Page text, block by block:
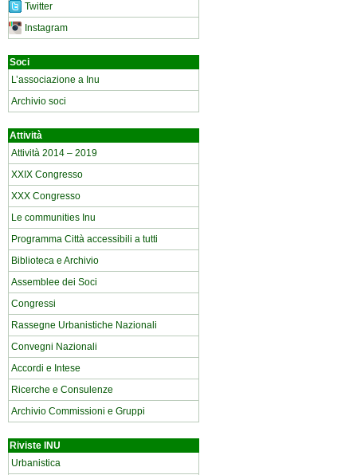
Twitter
Instagram
Soci
L’associazione a Inu
Archivio soci
Attività
Attività 2014 – 2019
XXIX Congresso
XXX Congresso
Le communities Inu
Programma Città accessibili a tutti
Biblioteca e Archivio
Assemblee dei Soci
Congressi
Rassegne Urbanistiche Nazionali
Convegni Nazionali
Accordi e Intese
Ricerche e Consulenze
Archivio Commissioni e Gruppi
Riviste INU
Urbanistica